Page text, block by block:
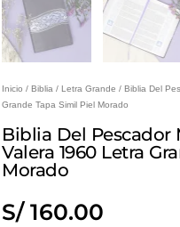
Inicio / Biblia / Letra Grande / Biblia Del
Grande Tapa Simil Piel Morado
Biblia Del Pescador
Valera 1960 Letra
Morado
S/160.00